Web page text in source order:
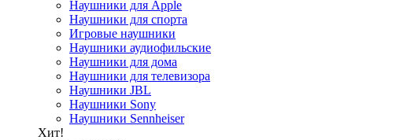
Наушники для Apple
Наушники для спорта
Игровые наушники
Наушники аудиофильские
Наушники для дома
Наушники для телевизора
Наушники JBL
Наушники Sony
Наушники Sennheiser
Хит!